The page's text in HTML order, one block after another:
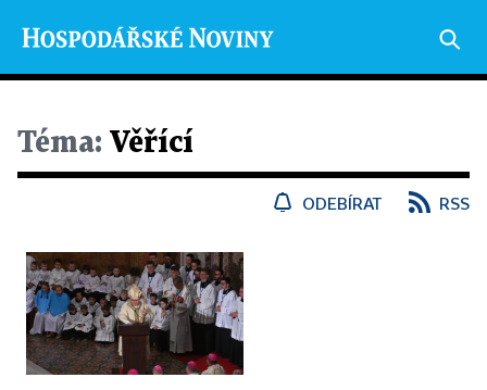
Téma: Věřící
ODEBÍRAT RSS